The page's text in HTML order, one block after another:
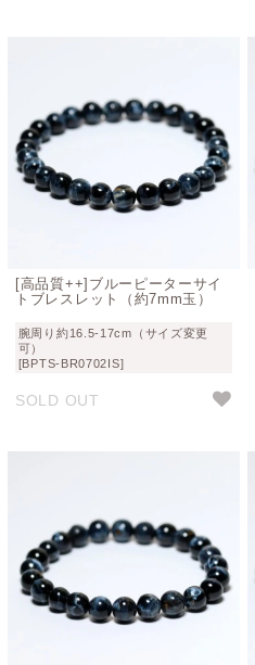
[高品質++]ブルーピーターサイ
トブレスレット（約7mm玉）
腕周り約16.5-17cm（サイズ変更
可）
[BPTS-BR0702IS]
SOLD OUT